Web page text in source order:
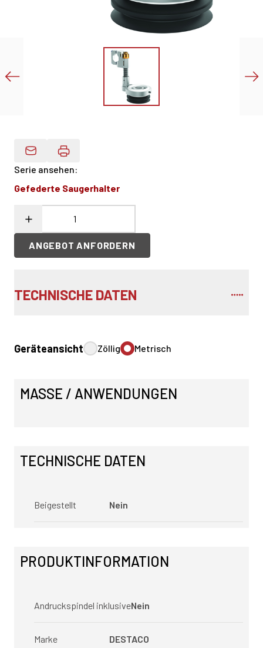
Produktdaten Per E-Mail
Serie ansehen:
Gefederte Saugerhalter
ANGEBOT ANFORDERN
TECHNISCHE DATEN
Geräteansicht Zöllig Metrisch
MASSE / ANWENDUNGEN
TECHNISCHE DATEN
Beigestellt Nein
PRODUKTINFORMATION
Andruckspindel inklusiveNein
Marke DESTACO